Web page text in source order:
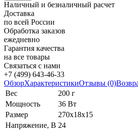
Наличный и безналичный расчет
Доставка
по всей России
Обработка заказов
ежедневно
Гарантия качества
на все товары
Связаться с нами
+7 (499) 643-46-33
ОбзорХарактеристикиОтзывы (0)
Вес
200 г
Мощность
36 Вт
Размер
270х18х15
Напряжение, В 24